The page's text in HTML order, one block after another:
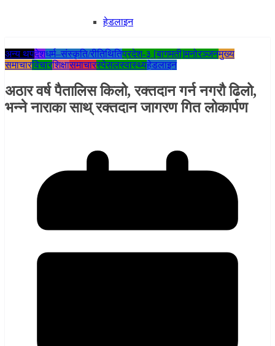
हेडलाइन
अन्य थपदेशधर्म–संस्कृति/रीतिथितिप्रदेश-३ [बागमती]मनोरञ्जनमुख्य
समाचारविचारशिक्षासमाचारस्पेसलस्वास्थ्यहेडलाइन
अठार वर्ष पैतालिस किलो, रक्तदान गर्न नगरौ ढिलो,
भन्ने नाराका साथ् रक्तदान जागरण गित लोकार्पण